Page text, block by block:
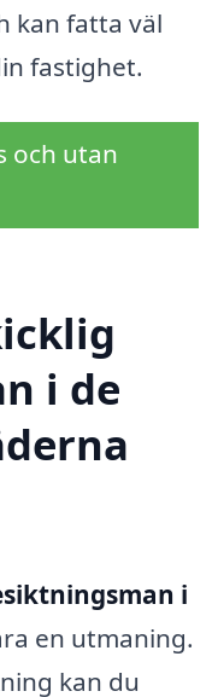
kan fatta väl
fastighet.
och utan
i de
i
en utmaning.
kan du